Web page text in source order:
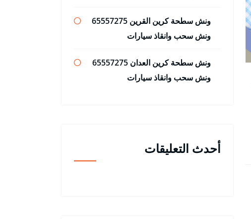
ونش سطحة كرين القرين 65557275
ونش سحب وانقاذ سيارات
ونش سطحة كرين العدان 65557275
ونش سحب وانقاذ سيارات
أحدث التعليقات